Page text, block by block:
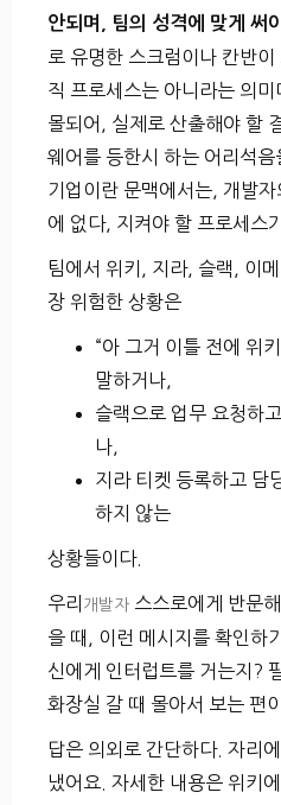
안되며, 팀의 성격에 맞게 써
로 유명한 스크럼이나 칸반
직 프로세스는 아니라는 의
몰되어, 실제로 산출해야 할
웨어를 등한시 하는 어리석
기업이란 문맥에서는, 개발
에 없다, 지켜야 할 프로세스
팀에서 위키, 지라, 슬랙, 이
장 위험한 상황은
“아 그거 이틀 전에 위
말하거나,
슬랙으로 업무 요청하
나,
지라 티켓 등록하고 담
하지 않는
상황들이다.
우리 개발자 스스로에게 반문
을 때, 이런 메시지를 확인하
신에게 인터럽트를 거는지?
화장실 갈 때 몰아서 보는 편
답은 의외로 간단하다. 자리
냈어요. 자세한 내용은 위키